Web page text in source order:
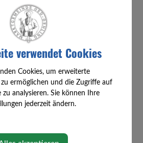
und Kontakte auf:
oed.at
34491
freier Tag (Im Notfall
verwendet Cookies
Cookies, um erweiterte
ermöglichen und die Zugriffe auf
zu analysieren. Sie können Ihre
jederzeit ändern.